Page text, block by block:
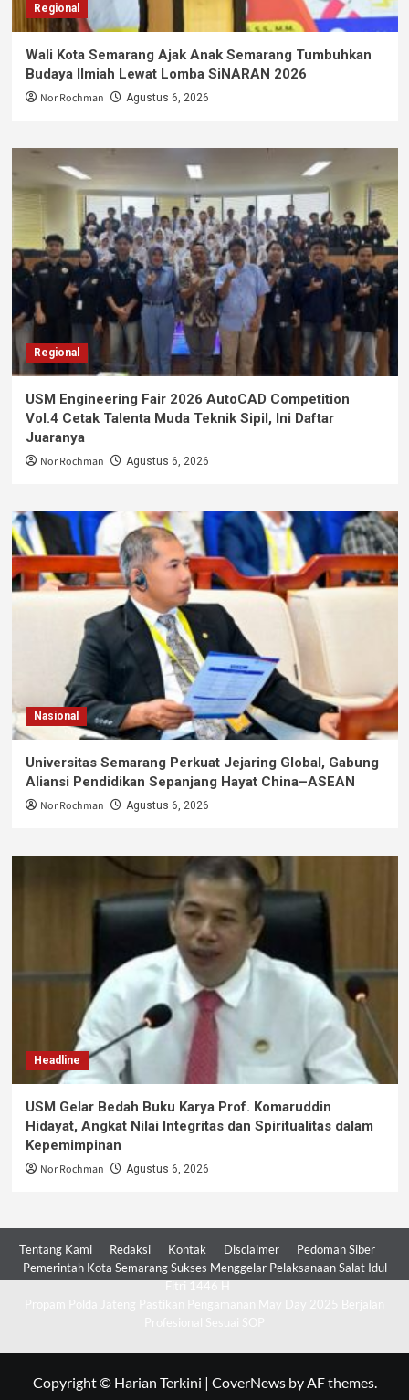
Regional
Wali Kota Semarang Ajak Anak Semarang Tumbuhkan
Budaya Ilmiah Lewat Lomba SiNARAN 2026
Nor Rochman Agustus 6, 2026
Regional
USM Engineering Fair 2026 AutoCAD Competition
Vol.4 Cetak Talenta Muda Teknik Sipil, Ini Daftar
Juaranya
Nor Rochman Agustus 6, 2026
Nasional
Universitas Semarang Perkuat Jejaring Global, Gabung
Aliansi Pendidikan Sepanjang Hayat China–ASEAN
Nor Rochman Agustus 6, 2026
Headline
USM Gelar Bedah Buku Karya Prof. Komaruddin
Hidayat, Angkat Nilai Integritas dan Spiritualitas dalam
Kepemimpinan
Nor Rochman Agustus 6, 2026
Tentang Kami Redaksi Kontak Disclaimer
Pedoman Siber
Pemerintah Kota Semarang Sukses Menggelar Pelaksanaan Salat Idul
Copyright © Harian Terkini | CoverNewsby AF themes.